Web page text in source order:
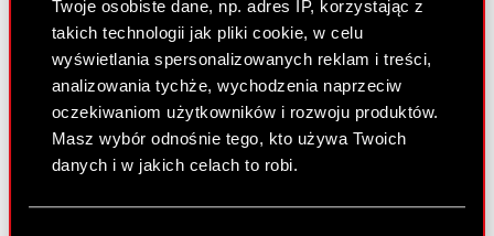
Twoje osobiste dane, np. adres IP, korzystając z
takich technologii jak pliki cookie, w celu
wyświetlania spersonalizowanych reklam i treści,
analizowania tychże, wychodzenia naprzeciw
oczekiwaniom użytkowników i rozwoju produktów.
Masz wybór odnośnie tego, kto używa Twoich
danych i w jakich celach to robi.
Raport bieżący nr 31/2023
20 czerwca 2023
Temat: Ujawnienie stanu posiadania Podstawa
prawna: Art. 70 pkt 1 Ustawy o ofercie – nabycie
lub zbycie znacznego pakietu akcji Zarząd spółki
CD PROJEKT S.A. z siedzibą w Warszawie